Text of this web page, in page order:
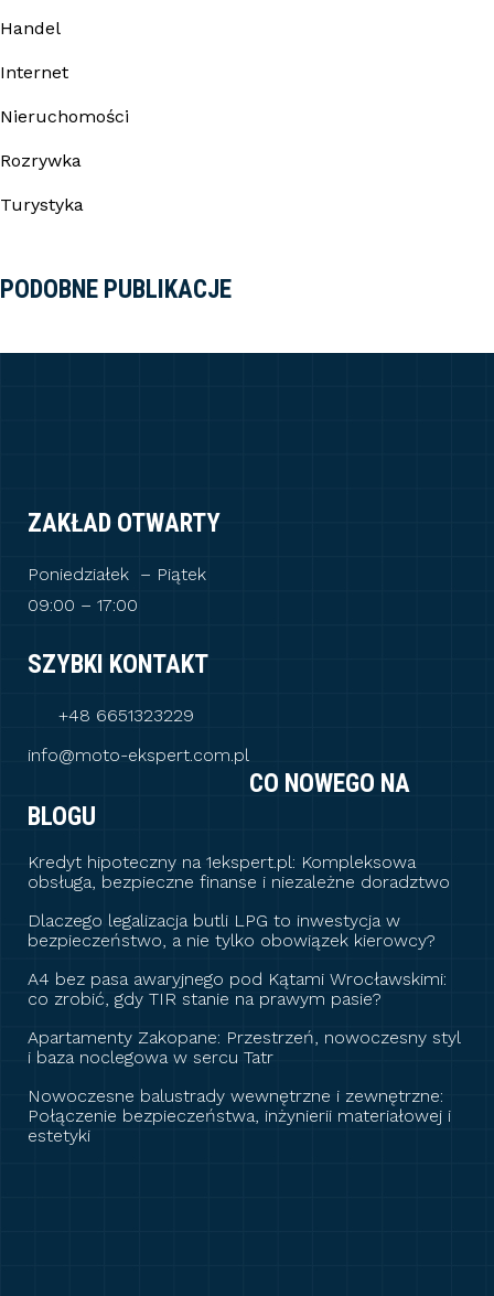
Handel
Internet
Nieruchomości
Rozrywka
Turystyka
PODOBNE PUBLIKACJE
ZAKŁAD OTWARTY
Poniedziałek – Piątek
09:00 – 17:00
SZYBKI KONTAKT
+48 6651323229
info@moto-ekspert.com.pl
CO NOWEGO NA
BLOGU
Kredyt hipoteczny na 1ekspert.pl: Kompleksowa
obsługa, bezpieczne finanse i niezależne doradztwo
Dlaczego legalizacja butli LPG to inwestycja w
bezpieczeństwo, a nie tylko obowiązek kierowcy?
A4 bez pasa awaryjnego pod Kątami Wrocławskimi:
co zrobić, gdy TIR stanie na prawym pasie?
Apartamenty Zakopane: Przestrzeń, nowoczesny styl
i baza noclegowa w sercu Tatr
Nowoczesne balustrady wewnętrzne i zewnętrzne:
Połączenie bezpieczeństwa, inżynierii materiałowej i
estetyki